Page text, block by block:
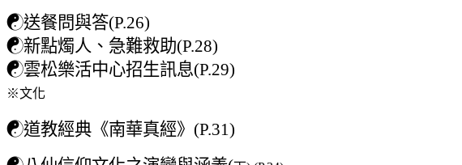
☯送餐問與答(P.26)
☯新點燭人、急難救助(P.28)
☯雲松樂活中心招生訊息(P.29)
※文化
☯道教經典《南華真經》(P.31)